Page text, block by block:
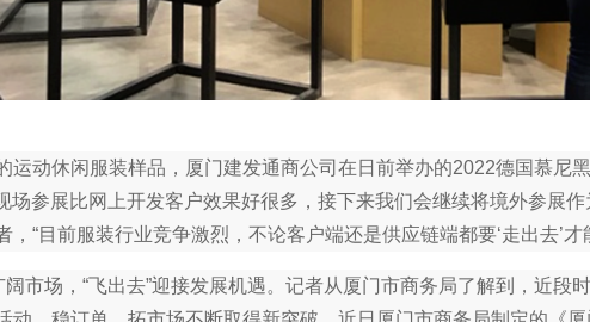
动休闲服装样品，厦门建发通商公司在日前举办的2022德国慕尼
场参展比网上开发客户效果好很多，接下来我们会继续将境外参展
，“目前服装行业竞争激烈，不论客户端还是供应链端都要‘走出去’才
市场，“飞出去”迎接发展机遇。记者从厦门市商务局了解到，近段